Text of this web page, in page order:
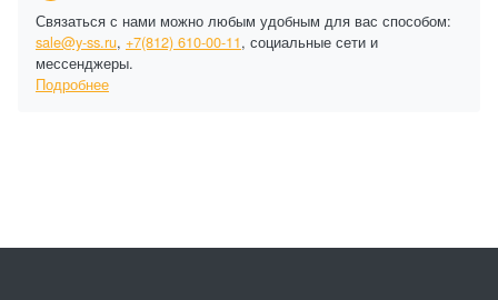
Связаться с нами можно любым удобным для вас способом:
sale@y-ss.ru, +7(812) 610-00-11, социальные сети и
мессенджеры.
Подробнее